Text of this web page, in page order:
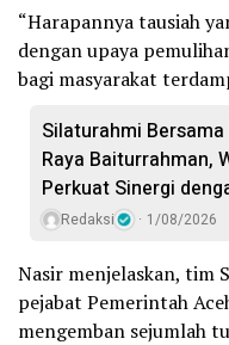
“Harapannya tausiah
dengan upaya
bagi masyarakat
Silaturahmi
Raya Baiturrahman,
Perkuat Sinergi
Redaksi 1/08/2026
Nasir menjelaskan, tim
pejabat Pemerintah
mengemban sejumlah